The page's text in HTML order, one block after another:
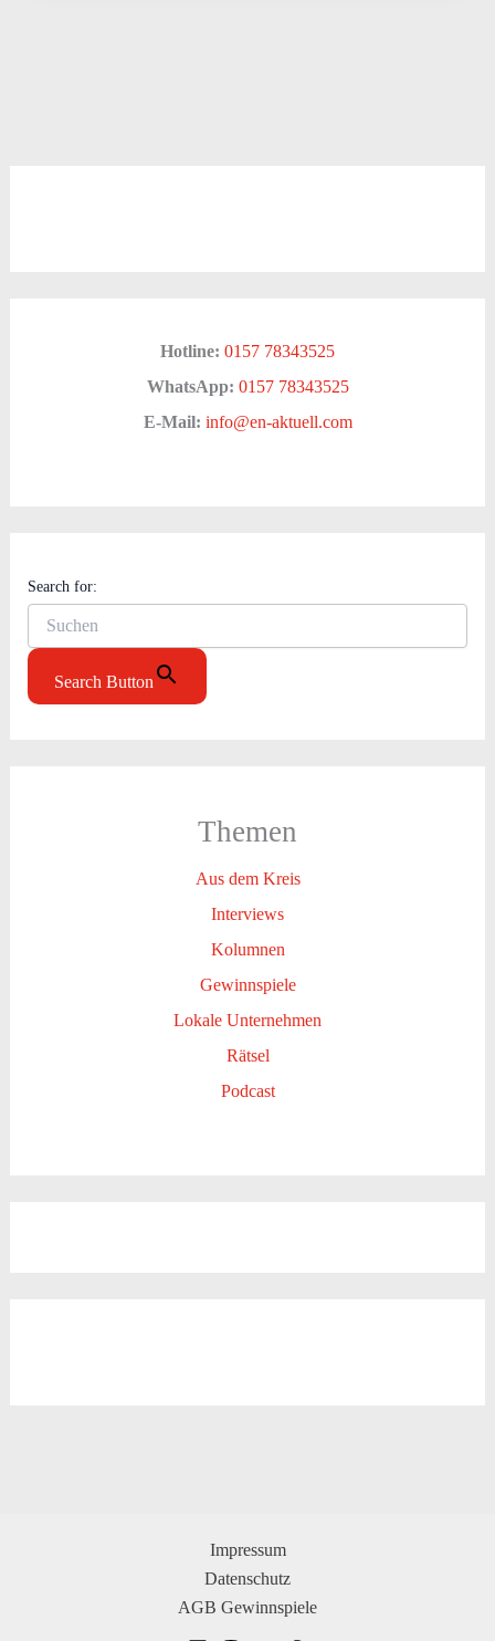
Hotline: 0157 78343525
WhatsApp: 0157 78343525
E-Mail: info@en-aktuell.com
Search for:
Search Button
Themen
Aus dem Kreis
Interviews
Kolumnen
Gewinnspiele
Lokale Unternehmen
Rätsel
Podcast
Impressum
Datenschutz
AGB Gewinnspiele